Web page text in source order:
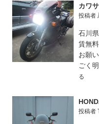
カワ
投稿者
石川
賃無
お願
ごく
る
投稿者